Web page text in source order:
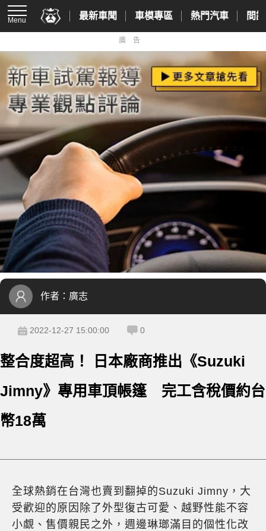
Menu 最新車聞 車模專區 熱門汽車 間
廣告
作者： 廣志
2022-12-27 15:00:00 0
整合度超高！ 日本廠商推出《Suzuki
Jimny》專用車頂帳篷 完工含稅價約台
幣18萬
全球熱銷在台灣也賣到翻掉的Suzuki Jimny，大
受歡迎的原因除了外型復古可愛、越野性能不容
小覷、售價親民之外，週邊琳瑯滿目的個性化改